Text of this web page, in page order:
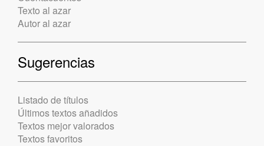
Texto al azar
Autor al azar
Sugerencias
Listado de títulos
Últimos textos añadidos
Textos mejor valorados
Textos favoritos